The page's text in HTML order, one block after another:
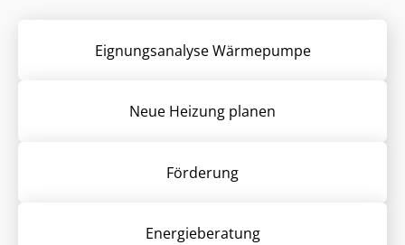
Eignungsanalyse Wärmepumpe
Neue Heizung planen
Förderung
Energieberatung